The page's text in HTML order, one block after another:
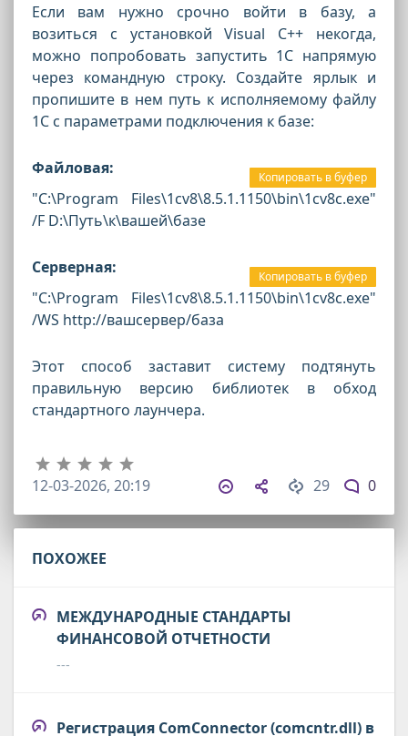
Если вам нужно срочно войти в базу, а
возиться с установкой Visual C++ некогда,
можно попробовать запустить 1С напрямую
через командную строку. Создайте ярлык и
пропишите в нем путь к исполняемому файлу
1С с параметрами подключения к базе:
Файловая:
"C:\Program Files\1cv8\8.5.1.1150\bin\1cv8c.exe"
/F D:\Путь\к\вашей\базе
Копировать в буфер
Серверная:
"C:\Program Files\1cv8\8.5.1.1150\bin\1cv8c.exe"
/WS http://вашсервер/база
Копировать в буфер
Этот способ заставит систему подтянуть
правильную версию библиотек в обход
стандартного лаунчера.
29 0
12-03-2026, 20:19
ПОХОЖЕЕ
МЕЖДУНАРОДНЫЕ СТАНДАРТЫ
ФИНАНСОВОЙ ОТЧЕТНОСТИ
---
Регистрация ComConnector (comcntr.dll) в